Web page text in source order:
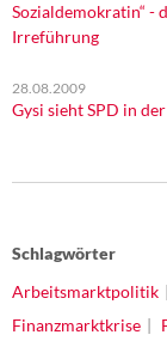
Sozialdemokratin“ -
Irreführung
28.08.2009
Gysi sieht SPD in
Schlagwörter
Arbeitsmarktpolitik
Finanzmarktkrise